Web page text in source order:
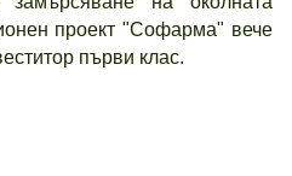
проект "Софарма" вече
първи клас.